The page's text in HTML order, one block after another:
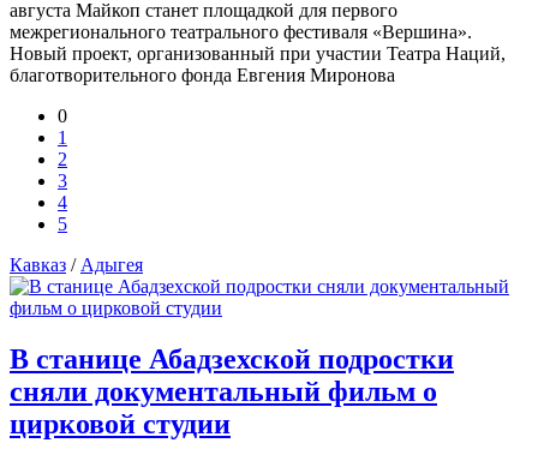
августа Майкоп станет площадкой для первого
межрегионального театрального фестиваля «Вершина».
Новый проект, организованный при участии Театра Наций,
благотворительного фонда Евгения Миронова
0
1
2
3
4
5
Кавказ / Адыгея
В станице Абадзехской подростки
сняли документальный фильм о
цирковой студии